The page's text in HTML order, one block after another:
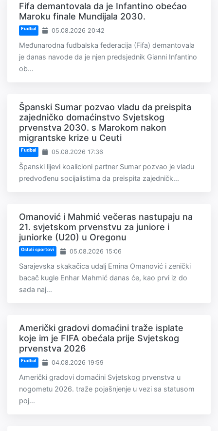
Fifa demantovala da je Infantino obećao
Maroku finale Mundijala 2030.
Fudbal 05.08.2026 20:42
Međunarodna fudbalska federacija (Fifa) demantovala
je danas navode da je njen predsjednik Gianni Infantino
ob...
Španski Sumar pozvao vladu da preispita
zajedničko domaćinstvo Svjetskog
prvenstva 2030. s Marokom nakon
migrantske krize u Ceuti
Fudbal 05.08.2026 17:36
Španski lijevi koalicioni partner Sumar pozvao je vladu
predvođenu socijalistima da preispita zajedničk...
Omanović i Mahmić večeras nastupaju na
21. svjetskom prvenstvu za juniore i
juniorke (U20) u Oregonu
Ostali sportovi 05.08.2026 15:06
Sarajevska skakačica udalj Emina Omanović i zenički
bacač kugle Enhar Mahmić danas će, kao prvi iz do
sada naj...
Američki gradovi domaćini traže isplate
koje im je FIFA obećala prije Svjetskog
prvenstva 2026
Fudbal 04.08.2026 19:59
Američki gradovi domaćini Svjetskog prvenstva u
nogometu 2026. traže pojašnjenje u vezi sa statusom
poj...